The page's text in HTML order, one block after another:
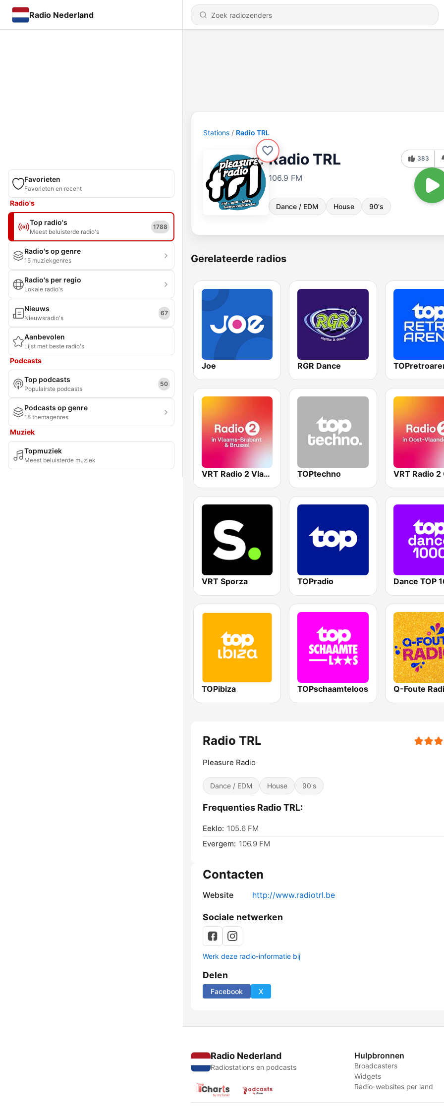
Radio Nederland
Favorieten
Favorieten en recent
Radio's
Top radio's
Meest beluisterde radio's
1788
Radio's op genre
15 muziekgenres
Radio's per regio
Lokale radio's
Nieuws
Nieuwsradio's
67
Aanbevolen
Lijst met beste radio's
Podcasts
Top podcasts
Populairste podcasts
50
Podcasts op genre
18 themagenres
Muziek
Topmuziek
Meest beluisterde muziek
Stations Radio TRL
Radio TRL
106.9 FM
Dance / EDM House 90's
383
Gerelateerde radios
Joe RGR Dance
VRT Radio 2 Vlaams-Brabant TOPtechno
VRT Sporza TOPradio Dance TOP
TOPibiza TOPschaamteloos Q-Foute
Radio TRL
Pleasure Radio
Dance / EDM House 90's
Frequenties Radio TRL:
Eeklo: 105.6 FM
Evergem: 106.9 FM
Contacten
Website http://www.radiotrl.be
Sociale netwerken
Werk deze radio-informatie bij
Delen
Facebook X
Radio Nederland
Radiostations en podcasts
Hulpbronnen
Broadcasters
Widgets
Radio-websites per land